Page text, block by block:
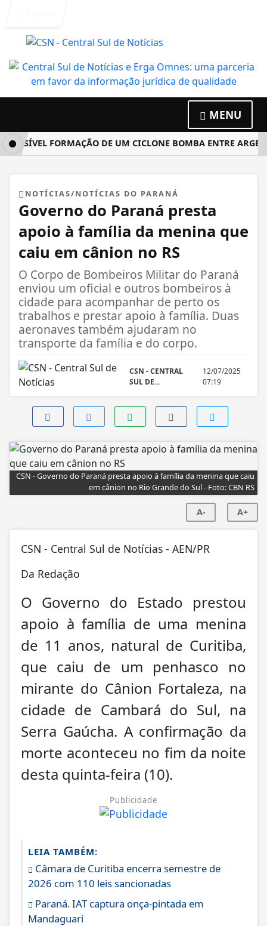
MENU
FORMAÇÃO DE UM CICLONE BOMBA ENTRE
NOTÍCIAS/NOTÍCIAS DO PARANÁ
Governo do Paraná presta
apoio à família da menina que
caiu em cânion no RS
O Corpo de Bombeiros Militar do Paraná
enviou um oficial e outros bombeiros à
cidade para acompanhar de perto os
trabalhos e prestar apoio à família. Duas
aeronaves também ajudaram no
transporte da família e do corpo.
CSN - CENTRAL
SUL DE...
12/07/2025
07:19
CSN - Governo do Paraná presta apoio à família da menina que caiu
em cânion no Rio Grande do Sul - Foto: CBN RS
A- A+
CSN - Central Sul de Notícias - AEN/PR
Da Redação
O Governo do Estado prestou
apoio à família de uma menina
de 11 anos, natural de Curitiba,
que caiu de um penhasco no
mirante do Cânion Fortaleza, na
cidade de Cambará do Sul, na
Serra Gaúcha. A confirmação da
morte aconteceu no fim da noite
desta quinta-feira (10).
Publicidade
LEIA TAMBÉM:
Câmara de Curitiba encerra semestre de
2026 com 110 leis sancionadas
Paraná. IAT captura onça-pintada em
Mandaguari